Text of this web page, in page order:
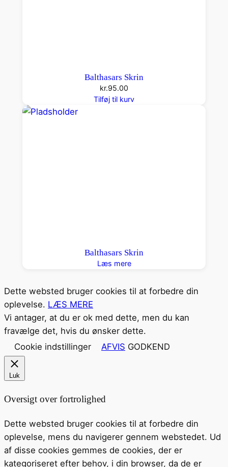
Balthasars Skrin
kr.95.00
Tilføj til kurv
Balthasars Skrin
Læs mere
Dette websted bruger cookies til at forbedre din
oplevelse. LÆS MERE
Vi antager, at du er ok med dette, men du kan
fravælge det, hvis du ønsker dette.
Cookie indstillinger
AFVIS GODKEND
Luk
Oversigt over fortrolighed
Dette websted bruger cookies til at forbedre din
oplevelse, mens du navigerer gennem webstedet. Ud
af disse cookies gemmes de cookies, der er
kategoriseret efter behov, i din browser, da de er